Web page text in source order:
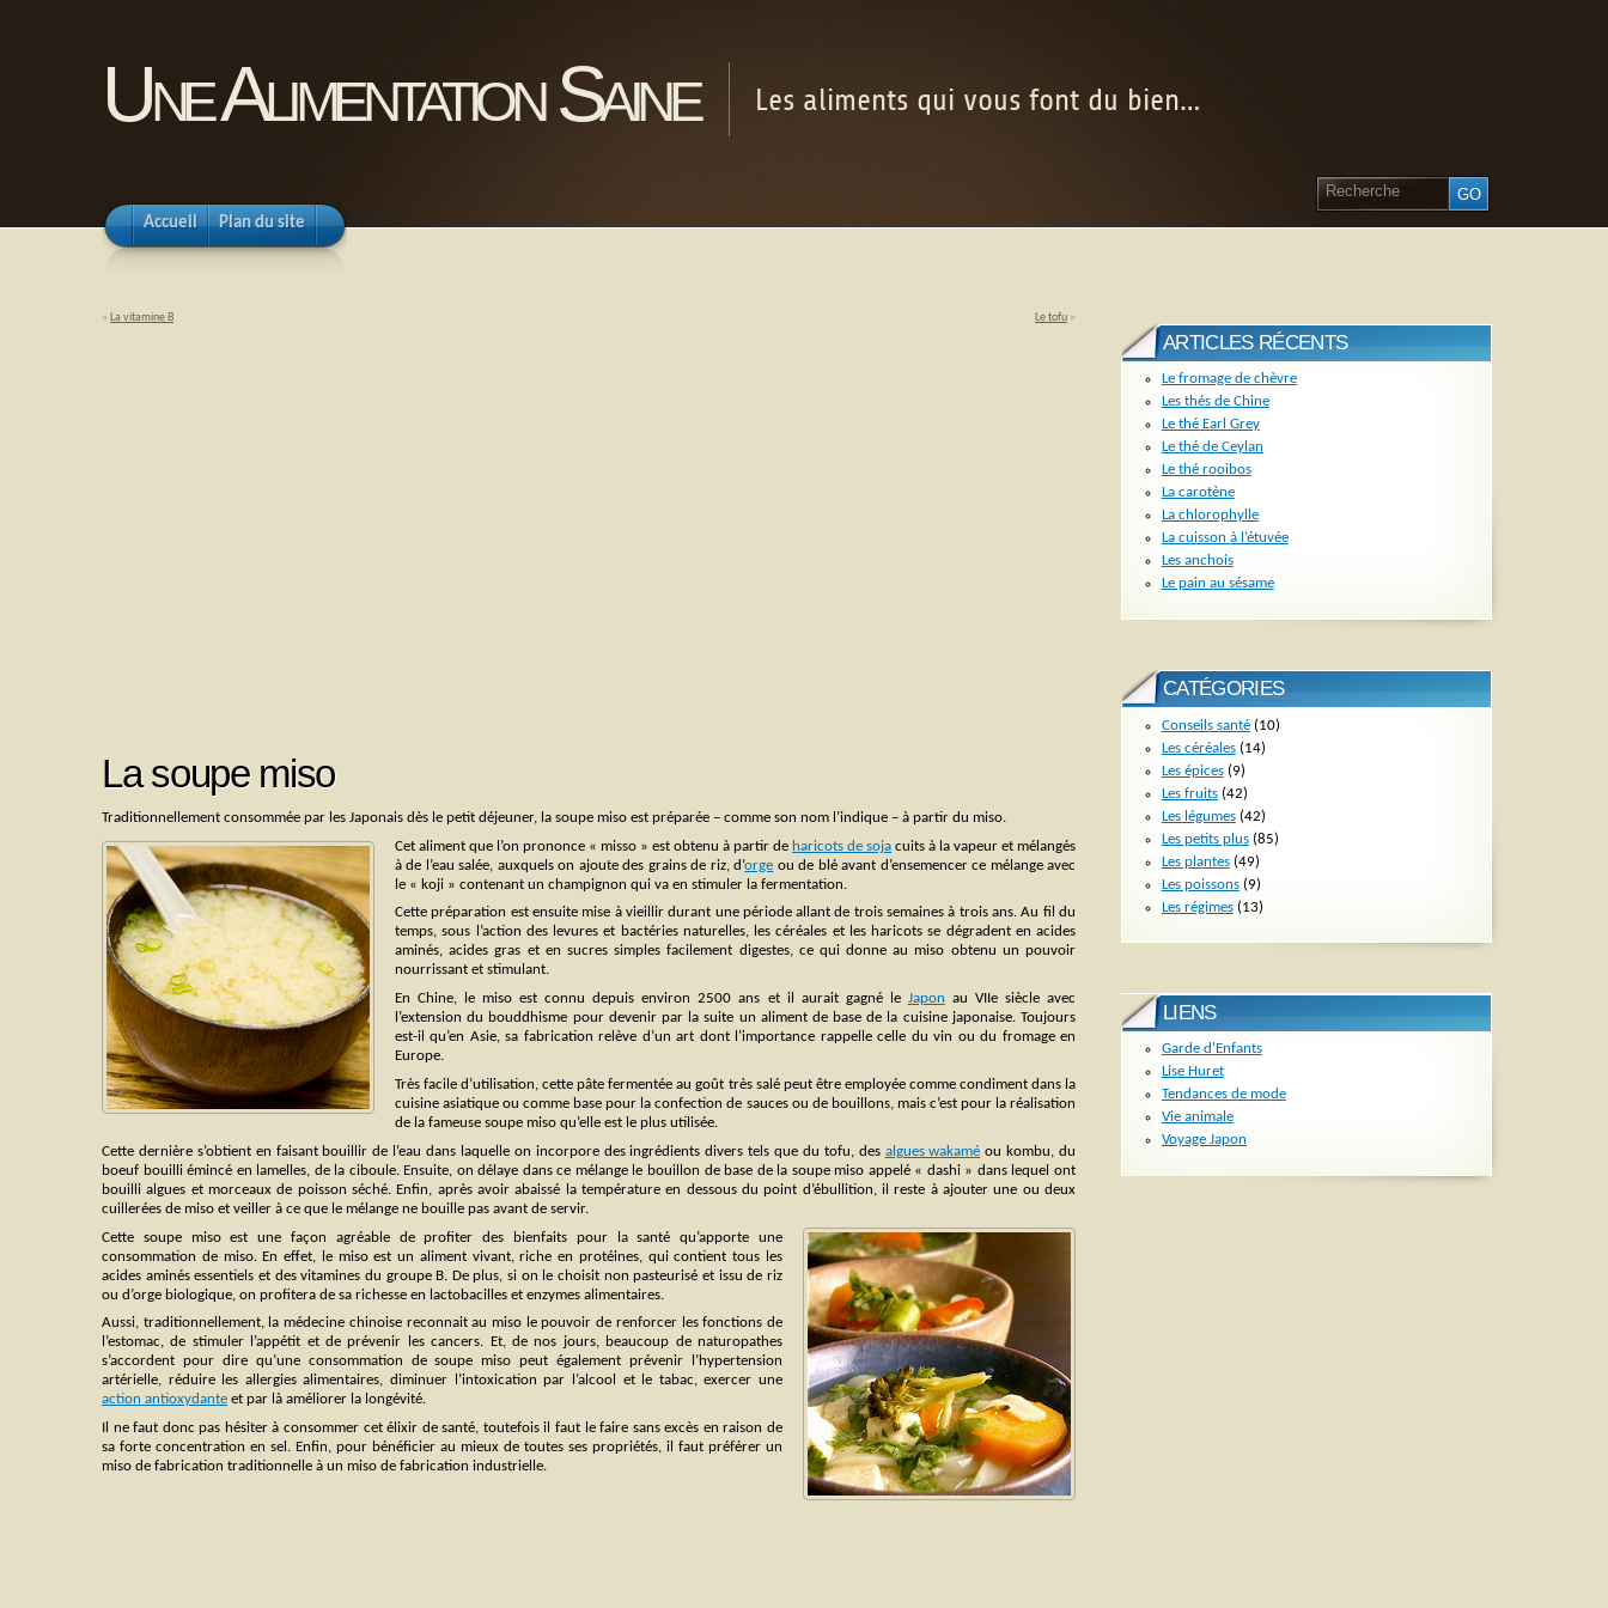
Une Alimentation Saine Les aliments qui vous font du bien…
Accueil Plan du site
« La vitamine B Le tofu »
La soupe miso
Traditionnellement consommée par les Japonais dès le petit déjeuner, la soupe miso est préparée – comme son nom l’indique – à partir du miso.
Cet aliment que l’on prononce « misso » est obtenu à partir de haricots de soja cuits à la vapeur et mélangés
à de l’eau salée, auxquels on ajoute des grains de riz, d’orge ou de blé avant d’ensemencer ce mélange avec
le « koji » contenant un champignon qui va en stimuler la fermentation.
Cette préparation est ensuite mise à vieillir durant une période allant de trois semaines à trois ans. Au fil du
temps, sous l’action des levures et bactéries naturelles, les céréales et les haricots se dégradent en acides
aminés, acides gras et en sucres simples facilement digestes, ce qui donne au miso obtenu un pouvoir
nourrissant et stimulant.
En Chine, le miso est connu depuis environ 2500 ans et il aurait gagné le Japon au VIIe siècle avec
l’extension du bouddhisme pour devenir par la suite un aliment de base de la cuisine japonaise. Toujours
est-il qu’en Asie, sa fabrication relève d’un art dont l’importance rappelle celle du vin ou du fromage en
Europe.
Très facile d’utilisation, cette pâte fermentée au goût très salé peut être employée comme condiment dans la
cuisine asiatique ou comme base pour la confection de sauces ou de bouillons, mais c’est pour la réalisation
de la fameuse soupe miso qu’elle est le plus utilisée.
Cette dernière s’obtient en faisant bouillir de l’eau dans laquelle on incorpore des ingrédients divers tels que du tofu, des algues wakamé ou kombu, du
boeuf bouilli émincé en lamelles, de la ciboule. Ensuite, on délaye dans ce mélange le bouillon de base de la soupe miso appelé « dashi » dans lequel ont
bouilli algues et morceaux de poisson séché. Enfin, après avoir abaissé la température en dessous du point d’ébullition, il reste à ajouter une ou deux
cuillerées de miso et veiller à ce que le mélange ne bouille pas avant de servir.
Cette soupe miso est une façon agréable de profiter des bienfaits pour la santé qu’apporte une
consommation de miso. En effet, le miso est un aliment vivant, riche en protéines, qui contient tous les
acides aminés essentiels et des vitamines du groupe B. De plus, si on le choisit non pasteurisé et issu de riz
ou d’orge biologique, on profitera de sa richesse en lactobacilles et enzymes alimentaires.
Aussi, traditionnellement, la médecine chinoise reconnait au miso le pouvoir de renforcer les fonctions de
l’estomac, de stimuler l’appétit et de prévenir les cancers. Et, de nos jours, beaucoup de naturopathes
s’accordent pour dire qu’une consommation de soupe miso peut également prévenir l’hypertension
artérielle, réduire les allergies alimentaires, diminuer l’intoxication par l’alcool et le tabac, exercer une
action antioxydante et par là améliorer la longévité.
Il ne faut donc pas hésiter à consommer cet élixir de santé, toutefois il faut le faire sans excès en raison de
sa forte concentration en sel. Enfin, pour bénéficier au mieux de toutes ses propriétés, il faut préférer un
miso de fabrication traditionnelle à un miso de fabrication industrielle.
ARTICLES RÉCENTS
Le fromage de chèvre
Les thés de Chine
Le thé Earl Grey
Le thé de Ceylan
Le thé rooibos
La carotène
La chlorophylle
La cuisson à l’étuvée
Les anchois
Le pain au sésame
CATÉGORIES
Conseils santé(10)
Les céréales(14)
Les épices(9)
Les fruits(42)
Les légumes(42)
Les petits plus(85)
Les plantes(49)
Les poissons(9)
Les régimes(13)
LIENS
Garde d'Enfants
Lise Huret
Tendances de mode
Vie animale
Voyage Japon